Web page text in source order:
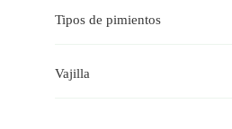
Tipos de pimientos
Vajilla